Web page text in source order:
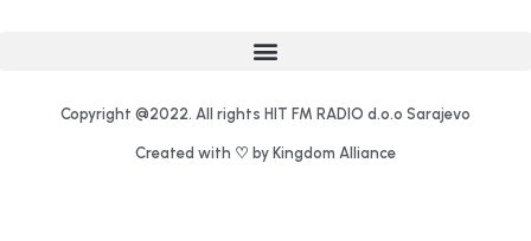
Copyright @2022. All rights HIT FM RADIO d.o.o Sarajevo
Created with ♡ by Kingdom Alliance